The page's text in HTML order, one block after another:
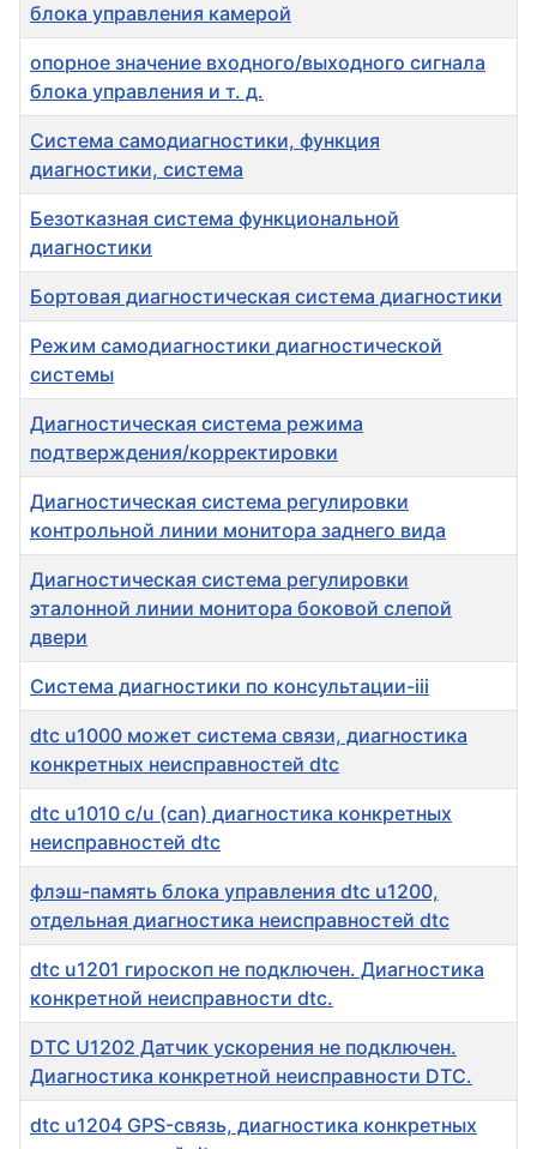
блока управления камерой
опорное значение входного/выходного сигнала
блока управления и т. д.
Система самодиагностики, функция
диагностики, система
Безотказная система функциональной
диагностики
Бортовая диагностическая система диагностики
Режим самодиагностики диагностической
системы
Диагностическая система режима
подтверждения/корректировки
Диагностическая система регулировки
контрольной линии монитора заднего вида
Диагностическая система регулировки
эталонной линии монитора боковой слепой
двери
Система диагностики по консультации-iii
dtc u1000 может система связи, диагностика
конкретных неисправностей dtc
dtc u1010 c/u (can) диагностика конкретных
неисправностей dtc
флэш-память блока управления dtc u1200,
отдельная диагностика неисправностей dtc
dtc u1201 гироскоп не подключен. Диагностика
конкретной неисправности dtc.
DTC U1202 Датчик ускорения не подключен.
Диагностика конкретной неисправности DTC.
dtc u1204 GPS-связь, диагностика конкретных